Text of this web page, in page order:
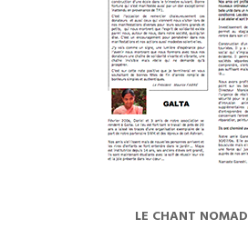
LE CHANT NOMAD